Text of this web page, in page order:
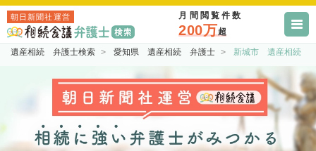
朝日新聞社運営 月間閲覧件数
200万超
遺産相続 弁護士検索 愛知県 遺産相続 弁護士 新城市 遺産相続